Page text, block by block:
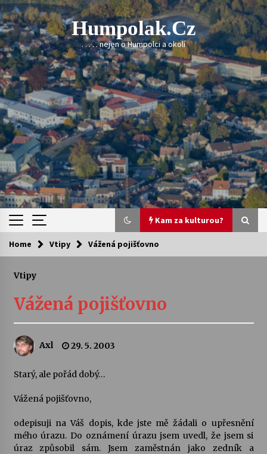
Skip
to
content
Humpolak.cz
. . . . . nejen o Humpolci a okolí
Kam za kulturou?
Kam za kulturou?
Sukuba Ensemble
4. 8. 2026
Vernisáž výstavy Josefíny Duškové: Stávám se
kapkou
Veselí muzikanti
Pozvánka na integrační festival Quijotova
Home Vtipy Vážená pojišťovno
Vtipy
Vážená pojišťovno
Axl 29. 5. 2003
Starý, ale pořád dobý…
Vážená pojišťovno,
odepisuji na Váš dopis, kde jste mě žádali o upřesnění
mého úrazu. Do oznámení úrazu jsem uvedl, že jsem si
úraz způsobil sám. Jsem zaměstnán jako zedník a